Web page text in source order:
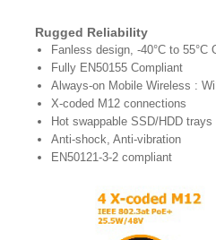
Rugged Reliability
Fanless design, -40°C to 55°C
Fully EN50155 Compliant
Always-on Mobile Wireless :
X-coded M12 connections
Hot swappable SSD/HDD
Anti-shock, Anti-vibration
EN50121-3-2 compliant